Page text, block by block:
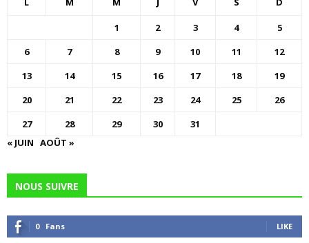
1 2 3 4
5
6
7 8 9 10 11
12
13
14 15 16 17 18
19
20
21 22 23 24 25
26
27
28 29 30
31
« JUIN AOÛT »
NOUS SUIVRE
0 Fans LIKE